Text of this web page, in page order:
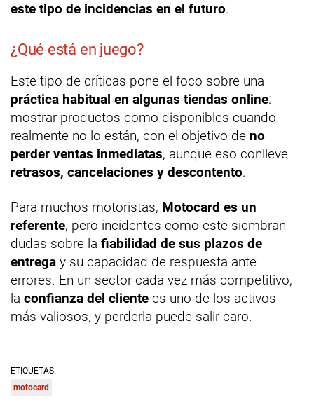
este tipo de incidencias en el futuro.
¿Qué está en juego?
Este tipo de críticas pone el foco sobre una
práctica habitual en algunas tiendas online:
mostrar productos como disponibles cuando
realmente no lo están, con el objetivo de no
perder ventas inmediatas, aunque eso conlleve
retrasos, cancelaciones y descontento.
Para muchos motoristas, Motocard es un
referente, pero incidentes como este siembran
dudas sobre la fiabilidad de sus plazos de
entrega y su capacidad de respuesta ante
errores. En un sector cada vez más competitivo,
la confianza del cliente es uno de los activos
más valiosos, y perderla puede salir caro.
ETIQUETAS:
motocard